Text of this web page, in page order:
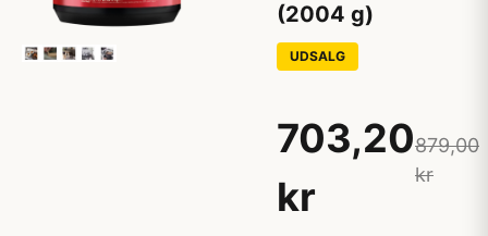
(2004 g)
UDSALG
703,20
kr
879,00
kr